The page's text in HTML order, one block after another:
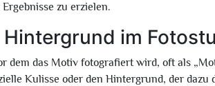
zu erzielen.
im
dem das Motiv fotografiert wird, oft als
Kulisse oder den Hintergrund, der dazu